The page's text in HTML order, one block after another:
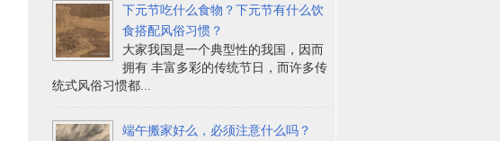
下元节吃什么食物？下元节有什么饮
食搭配风俗习惯？
大家我国是一个典型性的我国，因而
拥有 丰富多彩的传统节日，而许多传
统式风俗习惯都...
端午搬家好么，必须注意什么吗？